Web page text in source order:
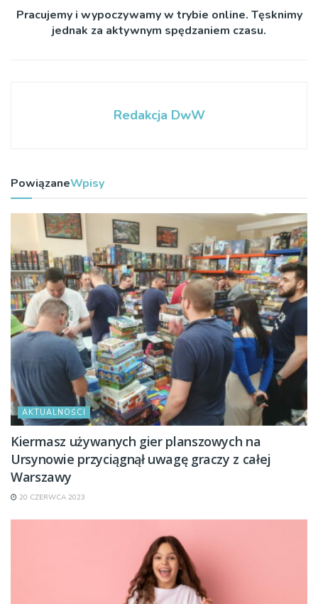
Pracujemy i wypoczywamy w trybie online. Tęsknimy
jednak za aktywnym spędzaniem czasu.
Redakcja DwW
PowiązaneWpisy
AKTUALNOŚCI
Kiermasz używanych gier planszowych na
Ursynowie przyciągnął uwagę graczy z całej
Warszawy
20 CZERWCA 2023